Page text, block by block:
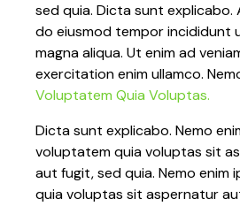
sed quia. Dicta sunt explicabo.
do eiusmod tempor incididunt
magna aliqua. Ut enim ad
exercitation enim ullamco.
Voluptatem Quia Voluptas.
Dicta sunt explicabo. Nemo
voluptatem quia voluptas sit
aut fugit, sed quia. Nemo enim
quia voluptas sit aspernatur